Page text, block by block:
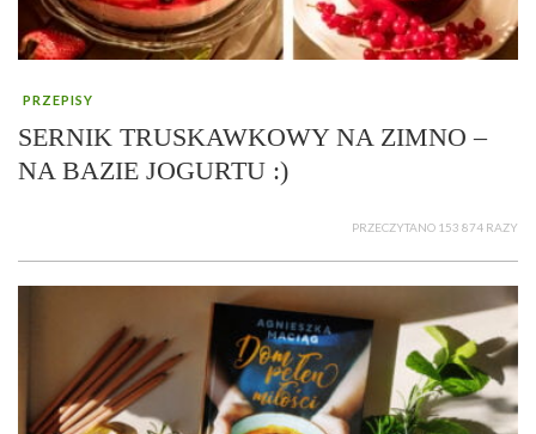
PRZEPISY
SERNIK TRUSKAWKOWY NA ZIMNO –
NA BAZIE JOGURTU :)
PRZECZYTANO 153 874 RAZY